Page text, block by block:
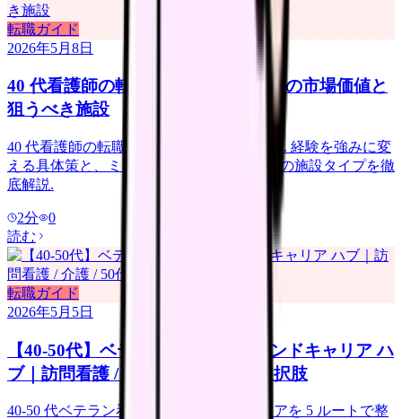
転職ガイド
2026年5月8日
40 代看護師の転職、遅すぎ？年代別の市場価値と
狙うべき施設
40 代看護師の転職は決して遅くありません. 経験を強みに変
える具体策と、ミドル層が歓迎される 5 つの施設タイプを徹
底解説.
2分
0
読む
転職ガイド
2026年5月5日
【40-50代】ベテラン看護師のセカンドキャリア ハ
ブ｜訪問看護 / 介護 / 50代以降の選択肢
40-50 代ベテラン看護師のセカンドキャリアを 5 ルートで整